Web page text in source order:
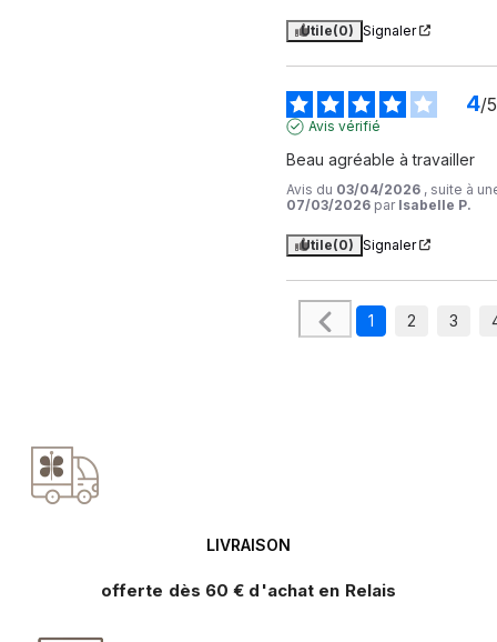
Utile(0) Signaler
4/5
Avis vérifié
Beau agréable à travailler
Avis du 03/04/2026 , suite à
07/03/2026 par Isabelle P.
Utile(0) Signaler
1 2 3
LIVRAISON
offerte dès 60 € d'achat en Relais